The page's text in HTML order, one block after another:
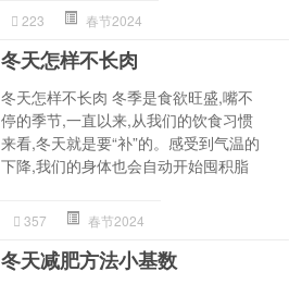
223 春节2024
冬天怎样不长肉
冬天怎样不长肉 冬季是食欲旺盛,嘴不
停的季节,一直以来,从我们的饮食习惯
来看,冬天就是要“补”的。感受到气温的
下降,我们的身体也会自动开始囤积脂
357 春节2024
冬天减肥方法小基数